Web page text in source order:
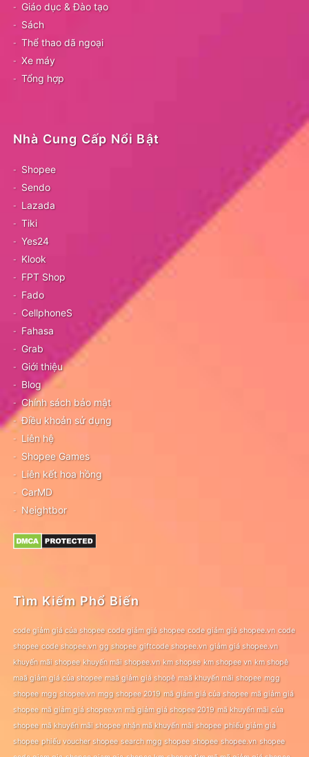
Giáo dục & Đào tạo
Sách
Thể thao dã ngoại
Xe máy
Tổng hợp
Nhà Cung Cấp Nổi Bật
Shopee
Sendo
Lazada
Tiki
Yes24
Klook
FPT Shop
Fado
CellphoneS
Fahasa
Grab
Giới thiệu
Blog
Chính sách bảo mật
Điều khoản sử dụng
Liên hệ
Shopee Games
Liên kết hoa hồng
CarMD
Neightbor
Tìm Kiếm Phổ Biến
code giảm giá của shopee code giảm giá shopee code giảm giá shopee.vn code
shopee code shopee.vn gg shopee giftcode shopee.vn giảm giá shopee.vn
khuyến mãi shopee khuyến mãi shopee.vn km shopee km shopee vn km shopê
maã giảm giá của shopee maã giảm giá shopê maã khuyến mãi shopee mgg
shopee mgg shopee.vn mgg shopee 2019 mã giảm giá của shopee mã giảm giá
shopee mã giảm giá shopee.vn mã giảm giá shopee 2019 mã khuyến mãi của
shopee mã khuyến mãi shopee nhận mã khuyến mãi shopee phiếu giảm giá
shopee phiếu voucher shopee search mgg shopee shopee shopee.vn shopee